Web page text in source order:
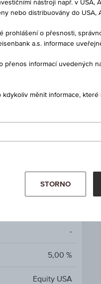
IE00BMBX8W97
EUR
-
5,00 %
Equity USA
nástroji např. v USA,
nebo distribuovány do USA,
prohlášení o přesnosti,
a.s. informace
přenos informací uvedených
kdykoliv měnit informace,
STORNO